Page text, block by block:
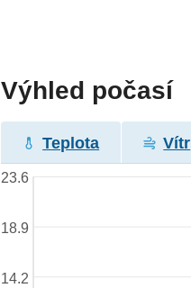
Výhled počasí
Teplota Vítr
23.6
18.9
14.2